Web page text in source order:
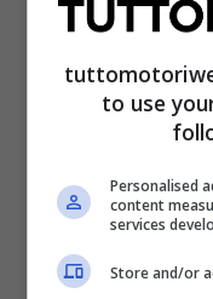
Suona come
visto che dalla
l’eredità
team di Vale, il
to use
Personalised
content
services
Store and/or